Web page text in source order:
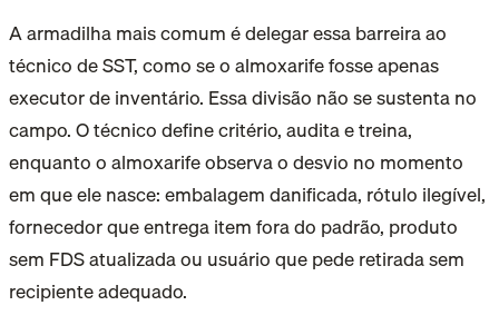
A armadilha mais comum é delegar essa barreira ao
técnico de SST, como se o almoxarife fosse apenas
executor de inventário. Essa divisão não se sustenta no
campo. O técnico define critério, audita e treina,
enquanto o almoxarife observa o desvio no momento
em que ele nasce: embalagem danificada, rótulo ilegível,
fornecedor que entrega item fora do padrão, produto
sem FDS atualizada ou usuário que pede retirada sem
recipiente adequado.